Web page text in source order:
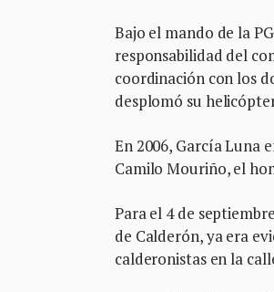
Bajo el mando de la
responsabilidad del
coordinación con los
desplomó su
En 2006, García Luna
Camilo Mouriño, el
Para el 4 de
de Calderón, ya era
calderonistas en la